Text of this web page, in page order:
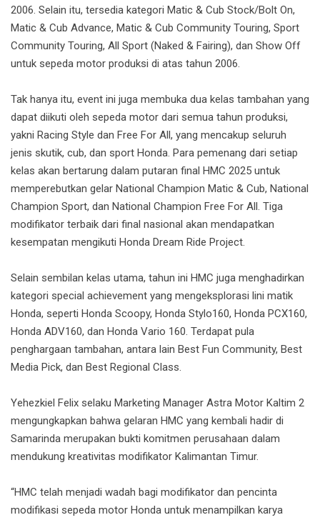
2006. Selain itu, tersedia kategori Matic & Cub Stock/Bolt On,
Matic & Cub Advance, Matic & Cub Community Touring, Sport
Community Touring, All Sport (Naked & Fairing), dan Show Off
untuk sepeda motor produksi di atas tahun 2006.
Tak hanya itu, event ini juga membuka dua kelas tambahan yang
dapat diikuti oleh sepeda motor dari semua tahun produksi,
yakni Racing Style dan Free For All, yang mencakup seluruh
jenis skutik, cub, dan sport Honda. Para pemenang dari setiap
kelas akan bertarung dalam putaran final HMC 2025 untuk
memperebutkan gelar National Champion Matic & Cub, National
Champion Sport, dan National Champion Free For All. Tiga
modifikator terbaik dari final nasional akan mendapatkan
kesempatan mengikuti Honda Dream Ride Project.
Selain sembilan kelas utama, tahun ini HMC juga menghadirkan
kategori special achievement yang mengeksplorasi lini matik
Honda, seperti Honda Scoopy, Honda Stylo160, Honda PCX160,
Honda ADV160, dan Honda Vario 160. Terdapat pula
penghargaan tambahan, antara lain Best Fun Community, Best
Media Pick, dan Best Regional Class.
Yehezkiel Felix selaku Marketing Manager Astra Motor Kaltim 2
mengungkapkan bahwa gelaran HMC yang kembali hadir di
Samarinda merupakan bukti komitmen perusahaan dalam
mendukung kreativitas modifikator Kalimantan Timur.
“HMC telah menjadi wadah bagi modifikator dan pencinta
modifikasi sepeda motor Honda untuk menampilkan karya